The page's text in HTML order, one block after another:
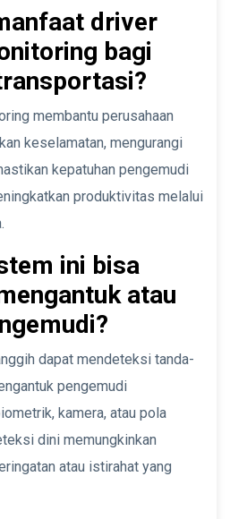
driver
bagi
membantu perusahaan
keselamatan, mengurangi
kepatuhan pengemudi
produktivitas melalui
ini bisa
atau
dapat mendeteksi tanda-
pengemudi
kamera, atau pola
dini memungkinkan
atau istirahat yang